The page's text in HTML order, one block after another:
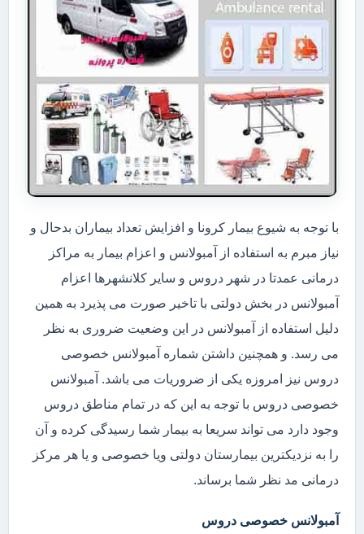
با توجه به شیوع بیمار کرونا و افزایش تعداد بیماران بدحال و
نیاز مبرم به استفاده از آمبولانس و اعزام بیمار به مراکز
درمانی عمدتا در شهر دروس و سایر کلانشهرها اعزام
آمبولانس در بخش دولتی با تاخیر صورت می پذیرد به همین
دلیل استفاده از آمبولانس در این وضعیت ضروری به نظر
می رسد. و همچنین داشتن شماره آمبولانس خصوصی
دروس نیز امروزه یکی از ضروریات می باشد. آمبولانس
خصوصی دروس با توجه به این که در تمام مناطق دروس
وجود دارد می تواند سریعا به بیمار شما رسیدگی کرده و آن
را به نزدیکترین بیمارستان دولتی ویا خصوصی و یا هر مرکز
درمانی مد نظر شما برساند.
آمبولانس خصوصی دروس